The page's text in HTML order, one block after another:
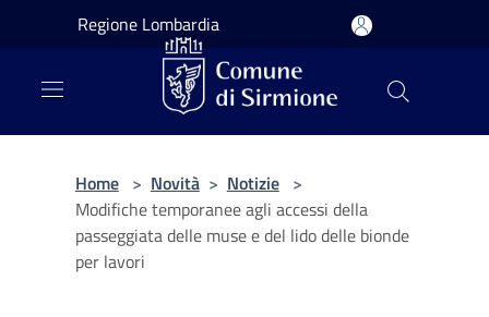
Salta al contenuto principale
Regione Lombardia
Home > Novità > Notizie >
Modifiche temporanee agli accessi della
passeggiata delle muse e del lido delle bionde
per lavori